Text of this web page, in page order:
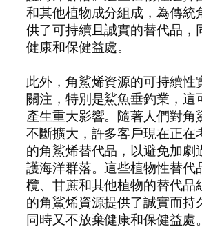
和其他植物成分組成，為傳統
供了可持續且誠實的替代品，
健康和保健益處。
此外，角鯊烯資源的可持續性
關注，特別是鯊魚垂釣業，這
產生重大影響。隨著人們對角
不斷擴大，許多客戶現在正在
的角鯊烯替代品，以避免加劇
護海洋群落。這些植物性替代
欖、甘蔗和其他植物的替代品
的角鯊烯資源提供了誠實而持
同時又不放棄健康和保健益處。